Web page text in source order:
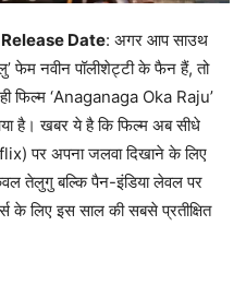
Date: अगर आप साउथ
फेम नवीन पॉलीशेट्टी के फैन हैं, तो
फिल्म ‘Anaganaga Oka Raju’
है। खबर ये है कि फिल्म अब सीधे
पर अपना जलवा दिखाने के लिए
तेलुगु बल्कि पैन-इंडिया लेवल पर
के लिए इस साल की सबसे प्रतीक्षित